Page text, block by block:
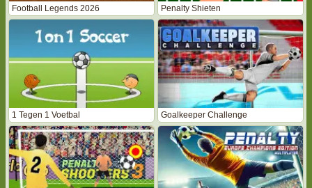
Football Legends 2026 Penalty Shieten
1 Tegen 1 Voetbal Goalkeeper Challenge